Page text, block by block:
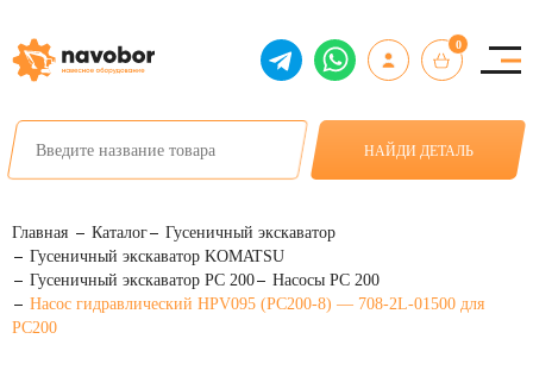
0
НАЙДИ ДЕТАЛЬ
Главная Каталог
Гусеничный экскаватор
Гусеничный экскаватор KOMATSU
Гусеничный экскаватор PC 200
Насосы PC 200
Насос гидравлический HPV095 (PC200-8) — 708-2L-01500 для
PC200